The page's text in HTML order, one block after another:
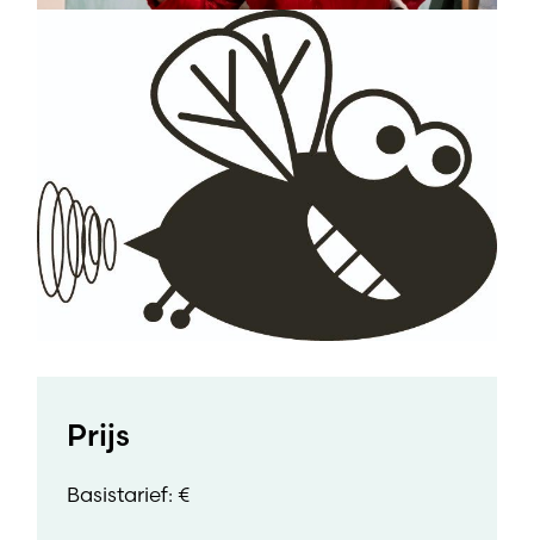
Prijs
Basistarief: €